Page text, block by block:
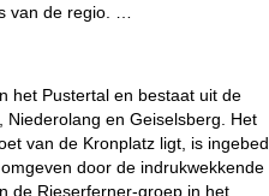
van de regio. …
het Pustertal en bestaat uit de
en Geiselsberg. Het
van de Kronplatz ligt, is ingebed
door de indrukwekkende
de Rieserferner-groep in het